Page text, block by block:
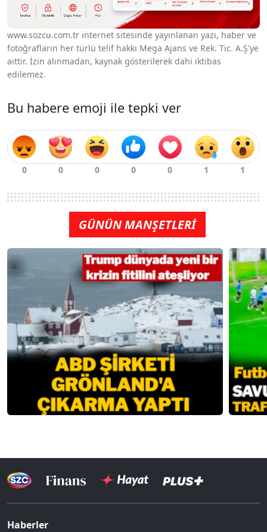
www.sozcu.com.tr internet sitesinde yayınlanan yazı, haber ve
fotoğrafların her türlü telif hakkı Mega Ajans ve Rek. Tic. A.Ş'ye
aittir. İzin alınmadan, kaynak gösterilerek dahi iktibas
edilemez.
Bu habere emoji ile tepki ver
GÜNÜN MANŞETLERİ
Haberler